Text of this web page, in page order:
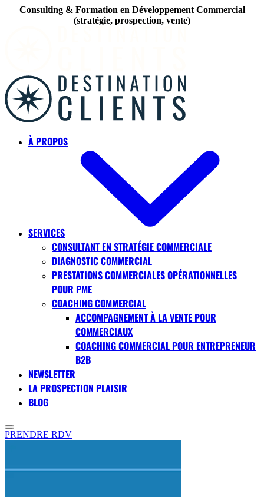
Consulting & Formation en Développement Commercial
(stratégie, prospection, vente)
À PROPOS
SERVICES
CONSULTANT EN STRATÉGIE COMMERCIALE
DIAGNOSTIC COMMERCIAL
PRESTATIONS COMMERCIALES OPÉRATIONNELLES
POUR PME
COACHING COMMERCIAL
ACCOMPAGNEMENT À LA VENTE POUR
COMMERCIAUX
COACHING COMMERCIAL POUR ENTREPRENEUR
B2B
NEWSLETTER
LA PROSPECTION PLAISIR
BLOG
PRENDRE RDV